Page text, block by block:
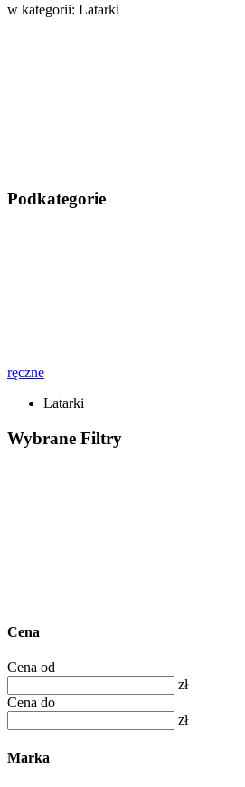
w kategorii: Latarki
Podkategorie
ręczne
Latarki
Wybrane Filtry
Cena
Cena od
zł
Cena do
zł
Marka